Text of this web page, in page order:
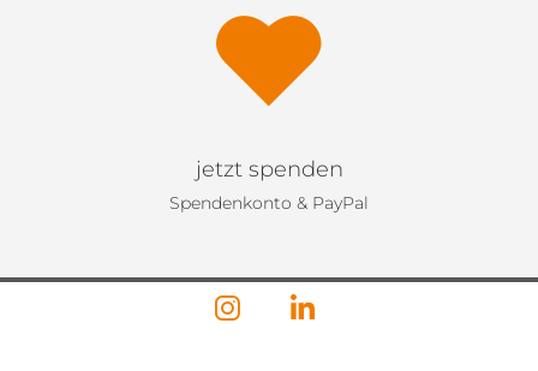
jetzt spenden
Spendenkonto & PayPal